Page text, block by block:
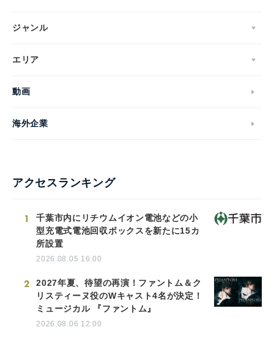
ジャンル
エリア
動画
海外企業
アクセスランキング
1
千葉市内にリチウムイオン電池などの小
型充電式電池回収ボックスを新たに15カ
所設置
2026.08.05 16:00
2
2027年夏、待望の再演！ファントム＆ク
リスティーヌ役のWキャスト4名が決定！
ミュージカル 『ファントム』
2026.08.06 12:00